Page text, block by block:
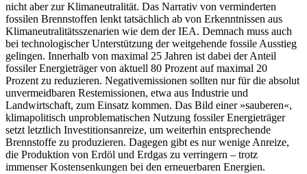
nicht aber zur Klimaneutralität. Das Narra­tiv von verminderten
fossilen Brennstoffen lenkt tatsächlich ab von Erkenntnissen aus
Klimaneutralitätsszenarien wie dem der IEA. Demnach muss auch
bei technologi­scher Unterstützung der weitgehende fos­sile Ausstieg
gelingen. Innerhalb von maxi­mal 25 Jahren ist dabei der Anteil
fossiler Energieträger von aktuell 80 Pro­zent auf maximal 20
Prozent zu reduzieren. Negativ­emissionen sollten nur für die abso­lut
un­vermeidbaren Restemissionen, etwa aus Industrie und
Landwirtschaft, zum Ein­satz kommen. Das Bild einer »sauberen«,
klima­politisch unproblematischen Nutzung fossiler Energieträger
setzt letztlich Investi­tionsanreize, um weiterhin entsprechende
Brennstoffe zu produzieren. Dagegen gibt es nur wenige Anreize,
die Produktion von Erdöl und Erdgas zu verringern – trotz
immenser Kostensenkungen bei den er­neuerbaren Energien.